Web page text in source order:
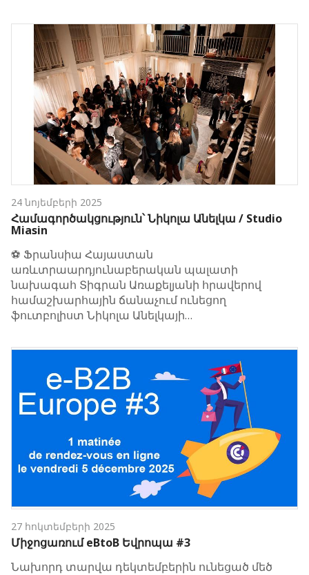
24 նոյեմբերի 2025
Համագործակցություն՝ Նիկոլա Անելկա / Studio
Miasin
⚽️ Ֆրանսիա Հայաստան
առևտրաարդյունաբերական պալատի
նախագահ Տիգրան Առաքելյանի հրավերով
համաշխարհային ճանաչում ունեցող
ֆուտբոլիստ Նիկոլա Անելկայի…
27 հոկտեմբերի 2025
Միջոցառում eBtoB Եվրոպա #3
Նախորդ տարվա դեկտեմբերին ունեցած մեծ